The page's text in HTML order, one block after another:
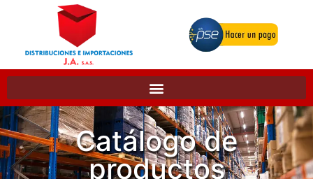
Catálogo de
productos